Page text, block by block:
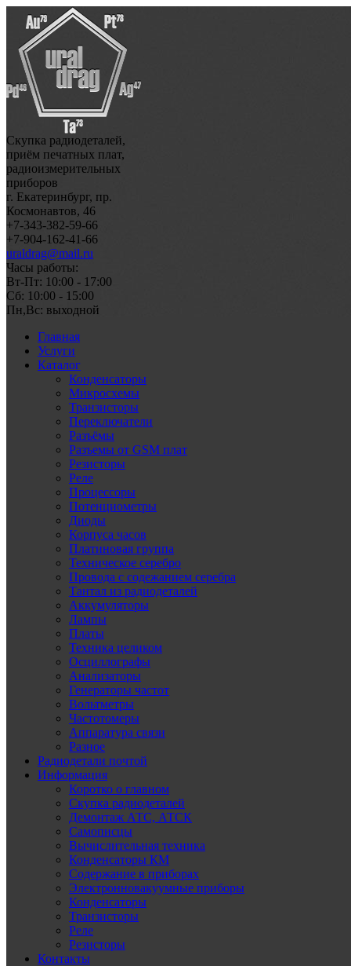
Скупка радиодеталей,
приём печатных плат,
радиоизмерительных
приборов
г. Екатеринбург, пр.
Космонавтов, 46
+7-343-382-59-66
+7-904-162-41-66
uraldrag@mail.ru
Часы работы:
Вт-Пт: 10:00 - 17:00
Сб: 10:00 - 15:00
Пн,Вс: выходной
Главная
Услуги
Каталог
Конденсаторы
Микросхемы
Транзисторы
Переключатели
Разъёмы
Разъемы от GSM плат
Резисторы
Реле
Процессоры
Потенциометры
Диоды
Корпуса часов
Платиновая группа
Техническое серебро
Провода с содежанием серебра
Тантал из радиодеталей
Аккумуляторы
Лампы
Платы
Техника целиком
Осциллографы
Анализаторы
Генераторы частот
Вольтметры
Частотомеры
Аппаратура связи
Разное
Радиодетали почтой
Информация
Коротко о главном
Скупка радиодеталей
Демонтаж АТС, АТСК
Самописцы
Вычислительная техника
Конденсаторы КМ
Содержание в приборах
Электронновакуумные приборы
Конденсаторы
Транзисторы
Реле
Резисторы
Контакты